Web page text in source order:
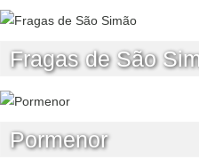
Fragas de São
Pormenor